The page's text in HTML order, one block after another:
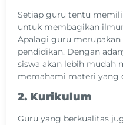
Setiap guru tentu
untuk membagikan
Apalagi guru
pendidikan. Dengan
siswa akan lebih mudah
memahami materi yang
2. Kurikulum
Guru yang berkualitas